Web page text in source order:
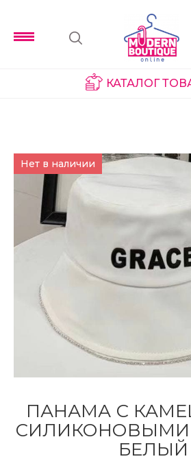
КАТАЛОГ
Нет в наличии
ПАНАМА С
СИЛИКОНОВЫМИ
БЕЛЫЙ